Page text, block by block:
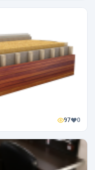
97 0